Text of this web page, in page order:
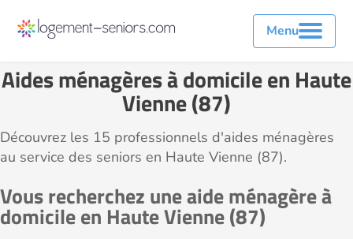
Menu
Aides ménagères à domicile en Haute
Vienne (87)
Découvrez les 15 professionnels d'aides ménagères
au service des seniors en Haute Vienne (87).
Vous recherchez une aide ménagère à
domicile en Haute Vienne (87)